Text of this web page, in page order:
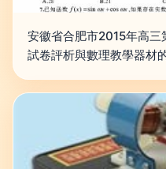
安徽省合肥市2015年高
試卷評析與數理教學器材